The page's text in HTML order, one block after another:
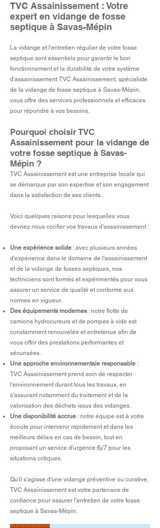
TVC Assainissement : Votre
expert en vidange de fosse
septique à Savas-Mépin
La vidange et l'entretien régulier de votre fosse
septique sont essentiels pour garantir le bon
fonctionnement et la durabilité de votre système
d'assainissement. TVC Assainissement, spécialiste
de la vidange de fosse septique à Savas-Mépin,
vous offre des services professionnels et efficaces
pour répondre à vos besoins.
Pourquoi choisir TVC
Assainissement pour la vidange de
votre fosse septique à Savas-
Mépin ?
TVC Assainissement est une entreprise locale qui
se démarque par son expertise et son engagement
dans la satisfaction de ses clients.
Voici quelques raisons pour lesquelles vous
devriez nous confier vos travaux d'assainissement :
Une expérience solide : avec plusieurs années
d'expérience dans le domaine de l'assainissement
et de la vidange de fosses septiques, nos
techniciens sont formés et expérimentés pour vous
assurer un service de qualité et conforme aux
normes en vigueur.
Des équipements modernes : notre flotte de
camions hydrocureurs et de pompes à vide est
constamment renouvelée et entretenue afin de
vous offrir des prestations performantes et
sécurisées.
Une approche environnementale responsable :
TVC Assainissement prend soin de respecter
l'environnement durant tous les travaux, en
s'assurant notamment du traitement et de la
valorisation des déchets issus des vidanges.
Une disponibilité accrue : notre équipe est à votre
écoute pour intervenir rapidement et dans les
meilleurs délais en cas de besoin, tout en
proposant un service d'urgence 6j/7 pour les
situations critiques.
Qu'il s'agisse d'une vidange préventive ou curative,
TVC Assainissement est votre partenaire de
confiance pour assurer l'entretien de votre fosse
septique à Savas-Mépin.